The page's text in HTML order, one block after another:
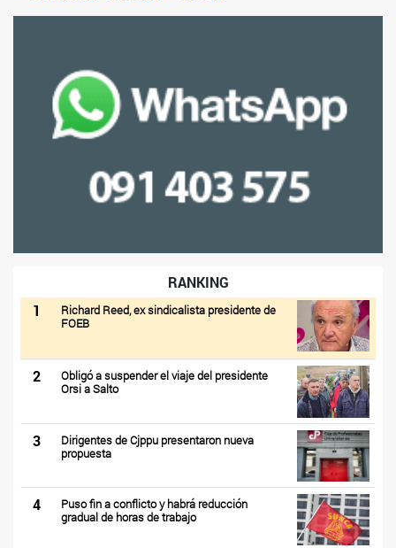
RANKING
1
Richard Reed, ex sindicalista presidente de
FOEB
2
Obligó a suspender el viaje del presidente
Orsi a Salto
3
Dirigentes de Cjppu presentaron nueva
propuesta
4
Puso fin a conflicto y habrá reducción
gradual de horas de trabajo